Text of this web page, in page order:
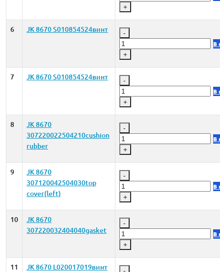
+
6 JK 8670 S010854524винт -
+
В
7 JK 8670 S010854524винт -
+
В
8
JK 8670
307220022504210cushion
rubber
-
+
В
9
JK 8670
307120042504030top
cover(left)
-
+
В
10
JK 8670
307220032404040gasket
-
+
В
11 JK 8670 L020017019винт